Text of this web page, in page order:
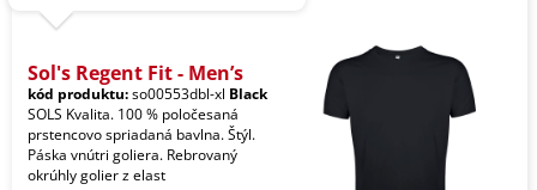
Sol's Regent Fit - Men’s
kód produktu:so00553dbl-xl Black
SOLS Kvalita. 100 % poločesaná
prstencovo spriadaná bavlna. Štýl.
Páska vnútri goliera. Rebrovaný
okrúhly golier z elast